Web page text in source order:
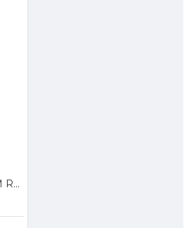
Star Cam SC-T12RM Regulator Gas dengan Meteran